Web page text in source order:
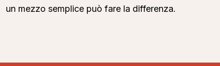
un mezzo semplice può fare la differenza.